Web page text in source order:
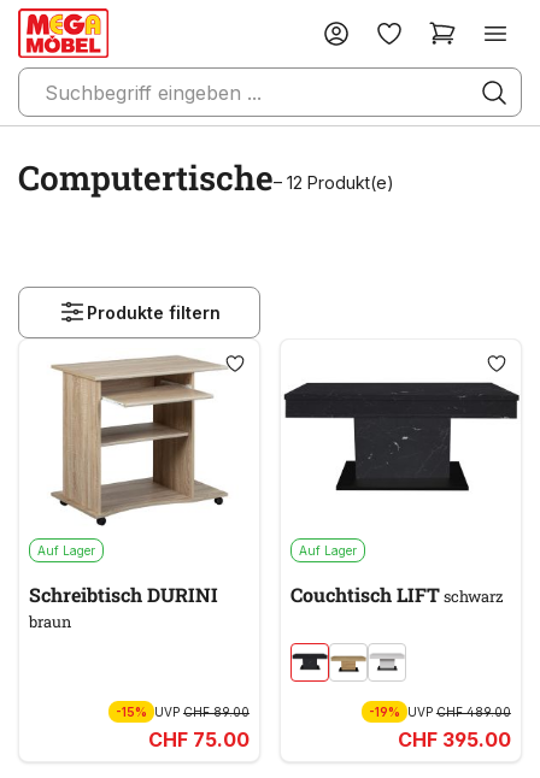
Computertische– 12 Produkt(e)
Produkte filtern
Auf Lager
Schreibtisch DURINI
braun
-15% UVP CHF 89.00
CHF 75.00
Auf Lager
Couchtisch LIFTschwarz
-19% UVPCHF 489.00
CHF 395.00